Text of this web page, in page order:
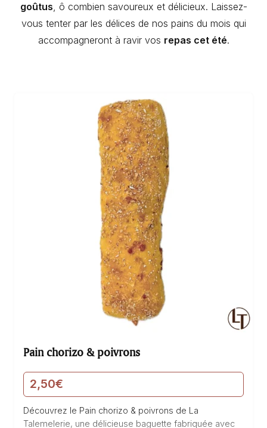
goûtus, ô combien savoureux et délicieux. Laissez-
vous tenter par les délices de nos pains du mois qui
accompagneront à ravir vos repas cet été.
Pain chorizo & poivrons
2,50€
Découvrez le Pain chorizo & poivrons de La
Talemelerie, une délicieuse baguette fabriquée avec